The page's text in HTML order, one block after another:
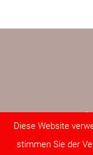
Diese Website
stimmen Sie der